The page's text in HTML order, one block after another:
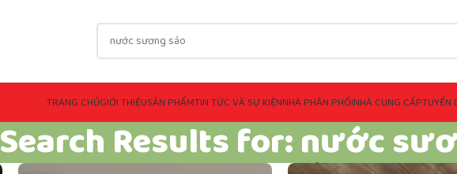
TRANG CHỦGIỚI THIỆUSẢN PHẨMTIN TỨC VÀ SỰ KIỆNNHÀ PHÂN PHỐINHÀ CUNG CẤPTUYỂN
Search Results for: nước